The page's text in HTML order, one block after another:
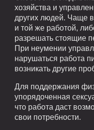
хозяйства и
других людей. Чаще
и той же работой,
разрешать стоящие
При неумении
нарушаться работа
возникать другие
Для поддержания
упорядоченная
что работа даст
свои потребности.